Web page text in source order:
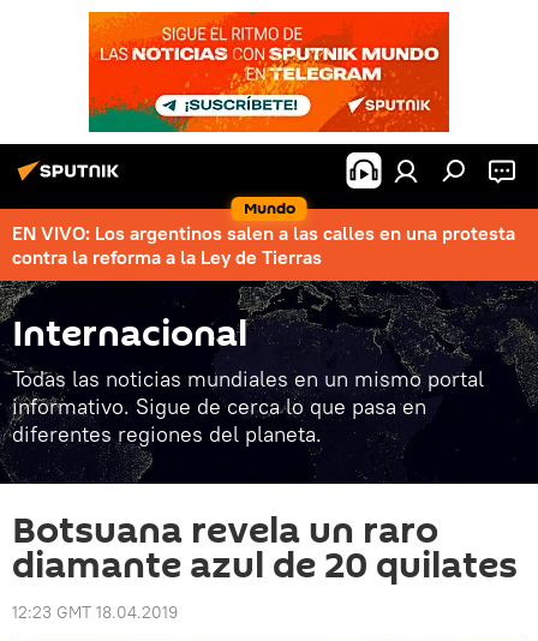
Mundo
EN VIVO: Los argentinos salen a las calles en una protesta
contra la reforma a la Ley de Tierras
Internacional
Todas las noticias mundiales en un mismo portal
informativo. Sigue de cerca lo que pasa en
diferentes regiones del planeta.
Botsuana revela un raro
diamante azul de 20 quilates
12:23 GMT 18.04.2019